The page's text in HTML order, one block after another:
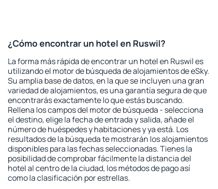
¿Cómo encontrar un hotel en Ruswil?
La forma más rápida de encontrar un hotel en Ruswil es
utilizando el motor de búsqueda de alojamientos de eSky.
Su amplia base de datos, en la que se incluyen una gran
variedad de alojamientos, es una garantía segura de que
encontrarás exactamente lo que estás buscando.
Rellena los campos del motor de búsqueda - selecciona
el destino, elige la fecha de entrada y salida, añade el
número de huéspedes y habitaciones y ya está. Los
resultados de la búsqueda te mostrarán los alojamientos
disponibles para las fechas seleccionadas. Tienes la
posibilidad de comprobar fácilmente la distancia del
hotel al centro de la ciudad, los métodos de pago así
como la clasificación por estrellas.